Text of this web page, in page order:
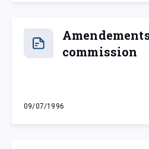
commission
09/07/1996
mardi 9 juillet 1996